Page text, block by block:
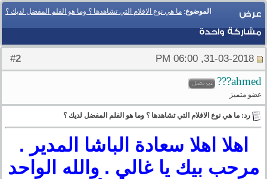
الموضوع: ما هي نوع الافلام التي تشاهدها ؟ وما هو الفلم المفضل لديك ؟
عرض
مشاركة واحدة
2
ahmed???
عضو متميز
رد: ما هي نوع الافلام التي تشاهدها ؟ وما هو الفلم المفضل لديك ؟
اهلا اهلا سعادة الباشا المدير .
مرحب بيك يا غالي . والله الواحد